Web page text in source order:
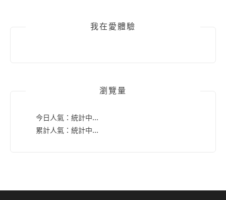
我在愛體驗
瀏覽量
今日人氣： 統計中...
累計人氣： 統計中...